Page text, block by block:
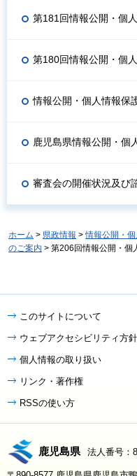
第181回情報公開・個
第180回情報公開・個
情報公開・個人情報保
鹿児島県情報公開・個
審査会の開催状況及び
ホーム > 県政情報 >情報公開・
のご案内 > 第206回情報公開・個
このサイトについて
ウェブアクセシビリティ方針
個人情報の取り扱い
リンク・著作権
RSSの使い方
鹿児島県 法人番号：